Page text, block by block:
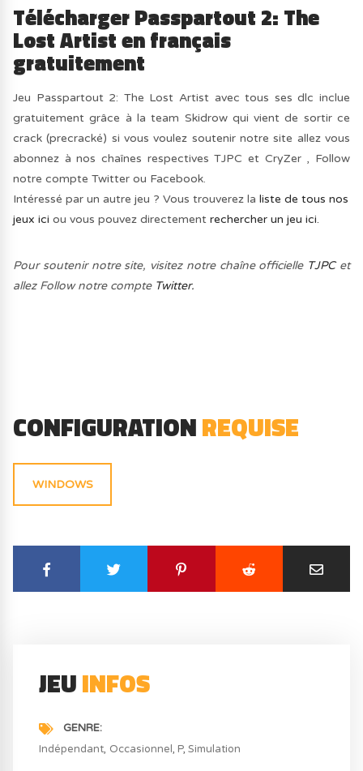
Télécharger Passpartout 2: The
Lost Artist en français
gratuitement
Jeu Passpartout 2: The Lost Artist avec tous ses dlc inclue
gratuitement grâce à la team Skidrow qui vient de sortir ce
crack (precracké) si vous voulez soutenir notre site allez vous
abonnez à nos chaînes respectives TJPC et CryZer , Follow
notre compte Twitter ou Facebook.
Intéressé par un autre jeu ? Vous trouverez laliste de tous nos
jeux ici ou vous pouvez directementrechercher un jeu ici.
Pour soutenir notre site, visitez notre chaîne officielle TJPCet
allez Follow notre compte Twitter.
CONFIGURATIONREQUISE
WINDOWS
JEUINFOS
GENRE
Indépendant Occasionnel P Simulation